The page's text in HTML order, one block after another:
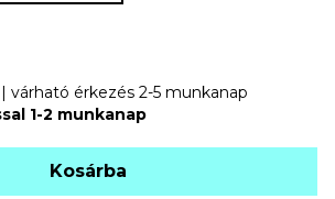
várható érkezés 2-5 munkanap
1-2 munkanap
Kosárba